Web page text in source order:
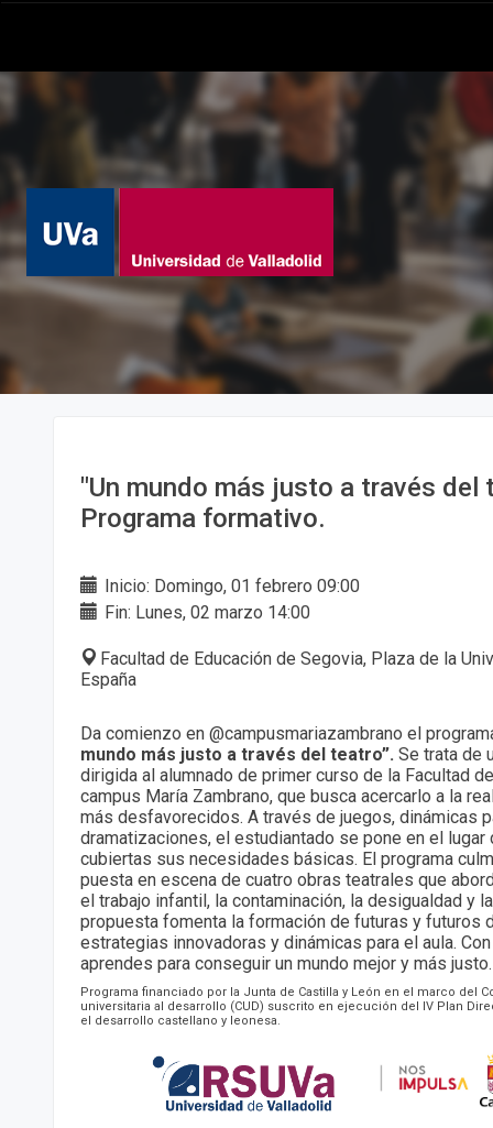
"Un mundo más justo a través del
Programa formativo.
Inicio: Domingo, 01 febrero 09:00
Fin: Lunes, 02 marzo 14:00
Facultad de Educación de Segovia, Plaza de la
España
Da comienzo en @campusmariazambrano el
mundo más justo a través del teatro”. Se trata de
dirigida al alumnado de primer curso de la Facultad
campus María Zambrano, que busca acercarlo a la
más desfavorecidos. A través de juegos, dinámicas
dramatizaciones, el estudiantado se pone en el lugar
cubiertas sus necesidades básicas. El programa
puesta en escena de cuatro obras teatrales que
el trabajo infantil, la contaminación, la desigualdad y
propuesta fomenta la formación de futuras y futuros
estrategias innovadoras y dinámicas para el aula.
aprendes para conseguir un mundo mejor y más justo.
Programa financiado por la Junta de Castilla y León en el marco del
universitaria al desarrollo (CUD) suscrito en ejecución del IV Plan
el desarrollo castellano y leonesa.